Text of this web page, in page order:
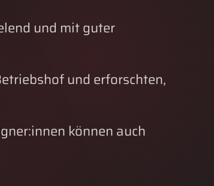
und mit guter
und erforschten,
können auch